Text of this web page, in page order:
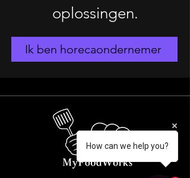
oplossingen.
Ik ben horecaondernemer
How can we help you?